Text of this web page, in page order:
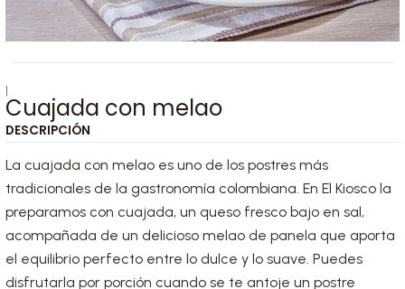
|
Cuajada con melao
DESCRIPCIÓN
La cuajada con melao es uno de los postres más
tradicionales de la gastronomía colombiana. En El Kiosco la
preparamos con cuajada, un queso fresco bajo en sal,
acompañada de un delicioso melao de panela que aporta
el equilibrio perfecto entre lo dulce y lo suave. Puedes
disfrutarla por porción cuando se te antoje un postre